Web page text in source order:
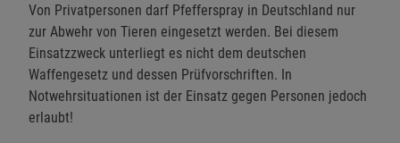
Von Privatpersonen darf Pfefferspray in Deutschland nur
zur Abwehr von Tieren eingesetzt werden. Bei diesem
Einsatzzweck unterliegt es nicht dem deutschen
Waffengesetz und dessen Prüfvorschriften. In
Notwehrsituationen ist der Einsatz gegen Personen jedoch
erlaubt!